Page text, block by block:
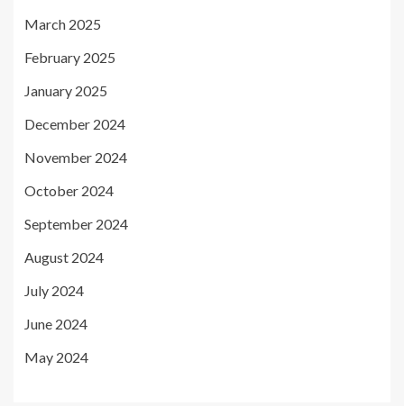
March 2025
February 2025
January 2025
December 2024
November 2024
October 2024
September 2024
August 2024
July 2024
June 2024
May 2024